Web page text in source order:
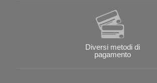
Diversi metodi di
pagamento